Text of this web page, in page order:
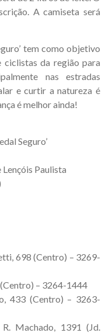
A camiseta será
tem como objetivo
ciclistas da região para
nas estradas
e curtir a natureza é
é melhor ainda!
Seguro’
Paulista
698 (Centro) – 3269-
– 3264-1444
433 (Centro) – 3263-
Machado, 1391 (Jd.